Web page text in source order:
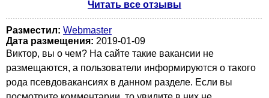
Читать все отзывы
Разместил: Webmaster
Дата размещения: 2019-01-09
Виктор, вы о чем? На сайте такие вакансии не
размещаются, а пользователи информируются о такого
рода псевдовакансиях в данном разделе. Если вы